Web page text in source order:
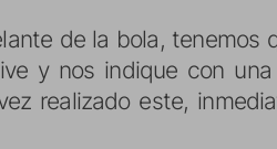
de la bola, tenemos
y nos indique con una
realizado este,